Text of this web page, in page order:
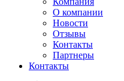
О компании
Новости
Отзывы
Контакты
Партнеры
Контакты